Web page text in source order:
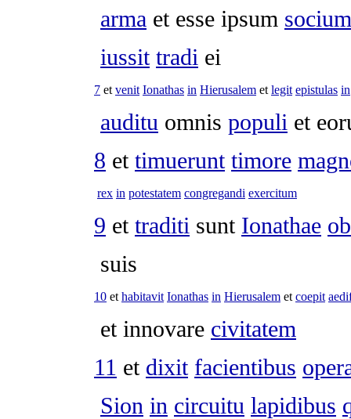
arma et esse ipsum socium
iussit tradi ei
7 et venit Ionathas in Hierusalem et legit epistulas in
auditu omnis populi et
8 et timuerunt timore
rex in potestatem congregandi exercitum
9 et traditi sunt Ionathae
suis
10 et habitavit Ionathas in Hierusalem et coepit
et innovare civitatem
11 et dixit facientibus
Sion in circuitu lapidibus